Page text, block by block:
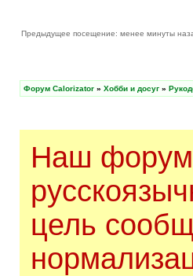
Предыдущее посещение: менее минуты
Форум Calorizator » Хобби и досуг »
Наш форум
цель